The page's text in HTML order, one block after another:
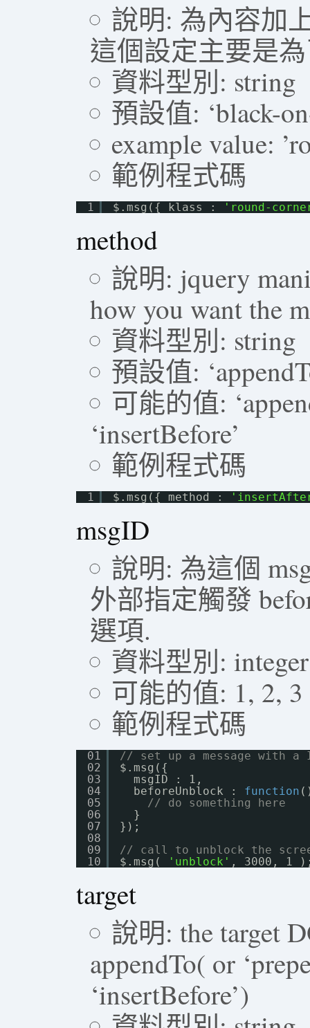
說明: 為內容加
這個設定主要是
資料型別: string
預設值: ‘black-
example value:
範例程式碼
1 $.msg({ klass : 'round-
method
說明: jquery
how you want the
資料型別: string
預設值:
可能的值:
‘insertBefore’
範例程式碼
1 $.msg({ method :
msgID
說明: 為這個
外部指定觸發
選項.
資料型別: integer
可能的值: 1, 2,
範例程式碼
01
02
03
04
05
06
07
08
09
10
// set up a message with a
$.msg({
msgID : 1,
beforeUnblock : function
// do something here
}
});
// call to unblock the
$.msg(
'unblock' , 3000, 1
target
說明: the target
appendTo( or
‘insertBefore’)